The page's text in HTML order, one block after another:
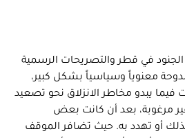
الجنود في قطر والتصريحات الرسمية
معنوياً وسياسياً بشكل كبير،
يبدو مخاطر الانزلاق نحو تصعيد
مرغوبة، بعد أن كانت بعض
أو تهدد به. حيث تضافر الموقف